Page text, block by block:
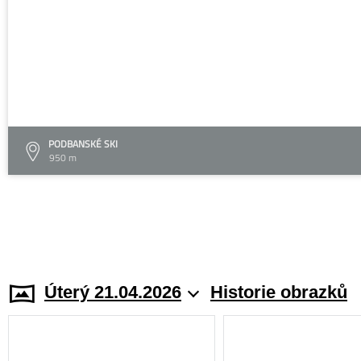
PODBANSKÉ SKI
950 m
Úterý 21.04.2026 Historie obrazků